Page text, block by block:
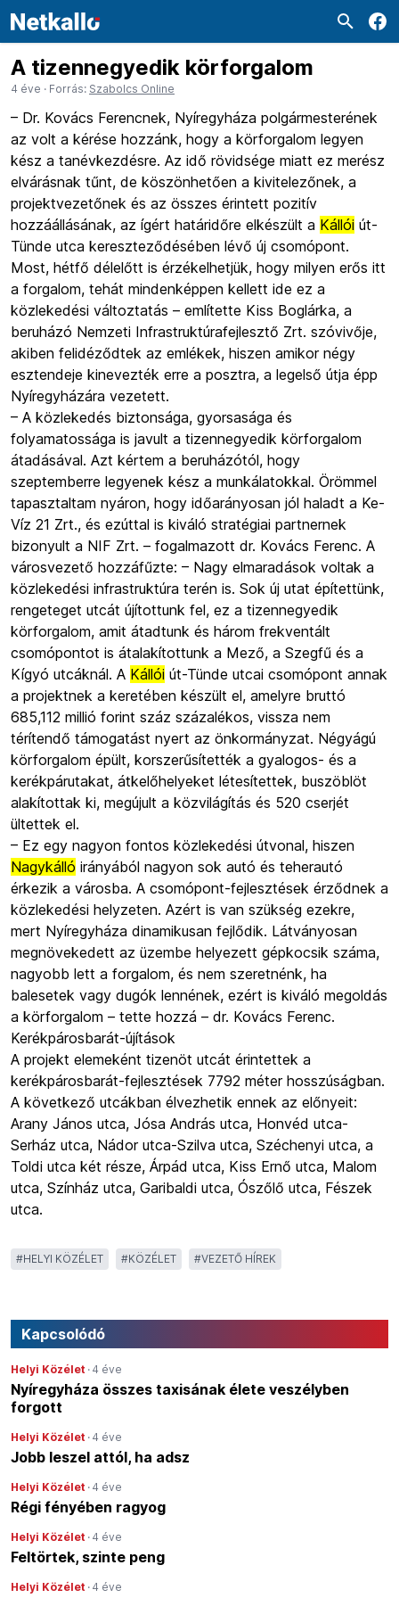
A tizennegyedik körforgalom
4 éve · Forrás: Szabolcs Online
– Dr. Kovács Ferencnek, Nyíregyháza polgármesterének
az volt a kérése hozzánk, hogy a körforgalom legyen
kész a tanévkezdésre. Az idő rövidsége miatt ez merész
elvárásnak tűnt, de köszönhetően a kivitelezőnek, a
projektvezetőnek és az összes érintett pozitív
hozzáállásának, az ígért határidőre elkészült a Kállói út-
Tünde utca kereszteződésében lévő új csomópont.
Most, hétfő délelőtt is érzékelhetjük, hogy milyen erős itt
a forgalom, tehát mindenképpen kellett ide ez a
közlekedési változtatás – említette Kiss Boglárka, a
beruházó Nemzeti Infrastruktúrafejlesztő Zrt. szóvivője,
akiben felidéződtek az emlékek, hiszen amikor négy
esztendeje kinevezték erre a posztra, a legelső útja épp
Nyíregyházára vezetett.
– A közlekedés biztonsága, gyorsasága és
folyamatossága is javult a tizennegyedik körforgalom
átadásával. Azt kértem a beruházótól, hogy
szeptemberre legyenek kész a munkálatokkal. Örömmel
tapasztaltam nyáron, hogy időarányosan jól haladt a Ke-
Víz 21 Zrt., és ezúttal is kiváló stratégiai partnernek
bizonyult a NIF Zrt. – fogalmazott dr. Kovács Ferenc. A
városvezető hozzáfűzte: – Nagy elmaradások voltak a
közlekedési infrastruktúra terén is. Sok új utat építettünk,
rengeteget utcát újítottunk fel, ez a tizennegyedik
körforgalom, amit átadtunk és három frekventált
csomópontot is átalakítottunk a Mező, a Szegfű és a
Kígyó utcáknál. A Kállói út-Tünde utcai csomópont annak
a projektnek a keretében készült el, amelyre bruttó
685,112 millió forint száz százalékos, vissza nem
térítendő támogatást nyert az önkormányzat. Négyágú
körforgalom épült, korszerűsítették a gyalogos- és a
kerékpárutakat, átkelőhelyeket létesítettek, buszöblöt
alakítottak ki, megújult a közvilágítás és 520 cserjét
ültettek el.
– Ez egy nagyon fontos közlekedési útvonal, hiszen
Nagykálló irányából nagyon sok autó és teherautó
érkezik a városba. A csomópont-fejlesztések érződnek a
közlekedési helyzeten. Azért is van szükség ezekre,
mert Nyíregyháza dinamikusan fejlődik. Látványosan
megnövekedett az üzembe helyezett gépkocsik száma,
nagyobb lett a forgalom, és nem szeretnénk, ha
balesetek vagy dugók lennének, ezért is kiváló megoldás
a körforgalom – tette hozzá – dr. Kovács Ferenc.
Kerékpárosbarát-újítások
A projekt elemeként tizenöt utcát érintettek a
kerékpárosbarát-fejlesztések 7792 méter hosszúságban.
A következő utcákban élvezhetik ennek az előnyeit:
Arany János utca, Jósa András utca, Honvéd utca-
Serház utca, Nádor utca-Szilva utca, Széchenyi utca, a
Toldi utca két része, Árpád utca, Kiss Ernő utca, Malom
utca, Színház utca, Garibaldi utca, Ószőlő utca, Fészek
utca.
#HELYI KÖZÉLET #KÖZÉLET #VEZETŐ HÍREK
Kapcsolódó
Helyi Közélet · 4 éve
Nyíregyháza összes taxisának élete veszélyben
forgott
Helyi Közélet · 4 éve
Jobb leszel attól, ha adsz
Helyi Közélet · 4 éve
Régi fényében ragyog
Helyi Közélet · 4 éve
Feltörtek, szinte peng
Helyi Közélet · 4 éve